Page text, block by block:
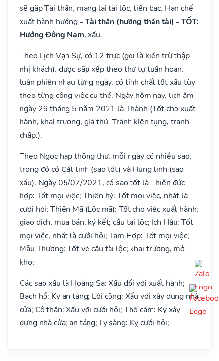
sẽ gặp Tài thần, mang lại tài lộc, tiền bạc. Hạn chế
xuất hành hướng - Tài thần (hướng thần tài) - TỐT:
Hướng Đông Nam, xấu.
Theo Lịch Vạn Sự, có 12 trực (gọi là kiến trừ thập
nhị khách), được sắp xếp theo thứ tự tuần hoàn,
luân phiên nhau từng ngày, có tính chất tốt xấu tùy
theo từng công việc cụ thể. Ngày hôm nay, lịch âm
ngày 26 tháng 5 năm 2021 là Thành (Tốt cho xuất
hành, khai trương, giá thú. Tránh kiện tụng, tranh
chấp.).
Theo Ngọc hạp thông thư, mỗi ngày có nhiều sao,
trong đó có Cát tinh (sao tốt) và Hung tinh (sao
xấu). Ngày 05/07/2021, có sao tốt là Thiên đức
hợp: Tốt mọi việc; Thiên hỷ: Tốt mọi việc, nhất là
cưới hỏi; Thiên Mã (Lộc mã): Tốt cho việc xuất hành;
giao dịch, mua bán, ký kết; cầu tài lộc; Ích Hậu: Tốt
mọi việc, nhất là cưới hỏi; Tam Hợp: Tốt mọi việc;
Mẫu Thương: Tốt về cầu tài lộc; khai trương, mở
kho;
Các sao xấu là Hoàng Sa: Xấu đối với xuất hành;
Bạch hổ: Kỵ an táng; Lôi công: Xấu với xây dựng nhà
cửa; Cô thần: Xấu với cưới hỏi; Thổ cẩm: Kỵ xây
dựng nhà cửa; an táng; Ly sàng: Kỵ cưới hỏi;